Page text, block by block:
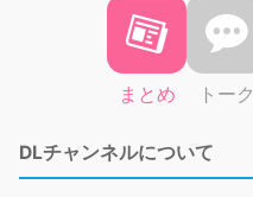
まとめ トーク
DLチャンネルについて